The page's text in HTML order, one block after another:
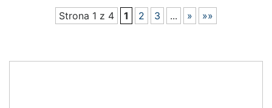
Strona 1 z 4 1 2 3 ... » »»